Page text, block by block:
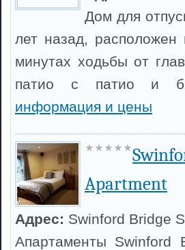
Дом для
лет назад,
минутах ходьбы от
патио с патио и
информация и цены
Apartment
Адрес: Swinford Bridge
Апартаменты Swinford